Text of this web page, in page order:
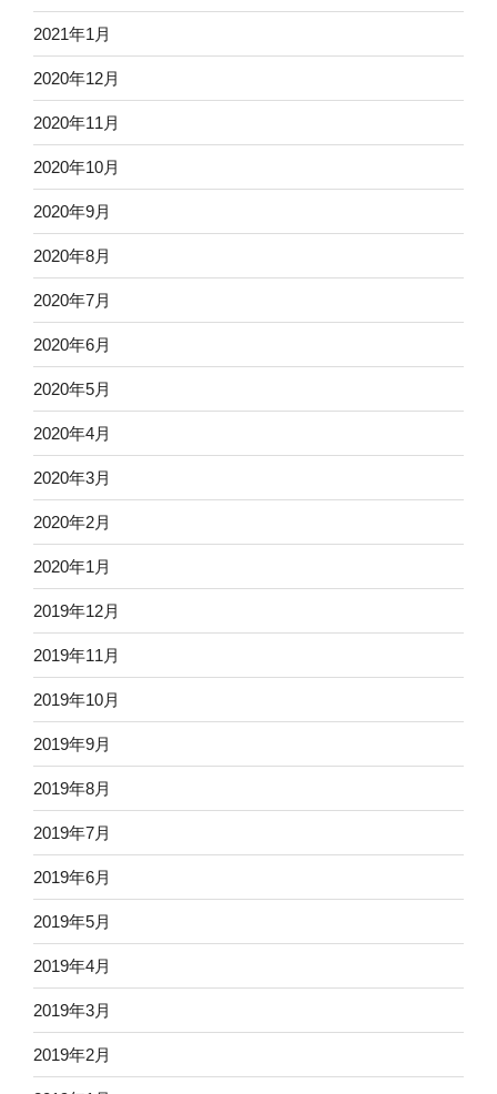
2021年1月
2020年12月
2020年11月
2020年10月
2020年9月
2020年8月
2020年7月
2020年6月
2020年5月
2020年4月
2020年3月
2020年2月
2020年1月
2019年12月
2019年11月
2019年10月
2019年9月
2019年8月
2019年7月
2019年6月
2019年5月
2019年4月
2019年3月
2019年2月